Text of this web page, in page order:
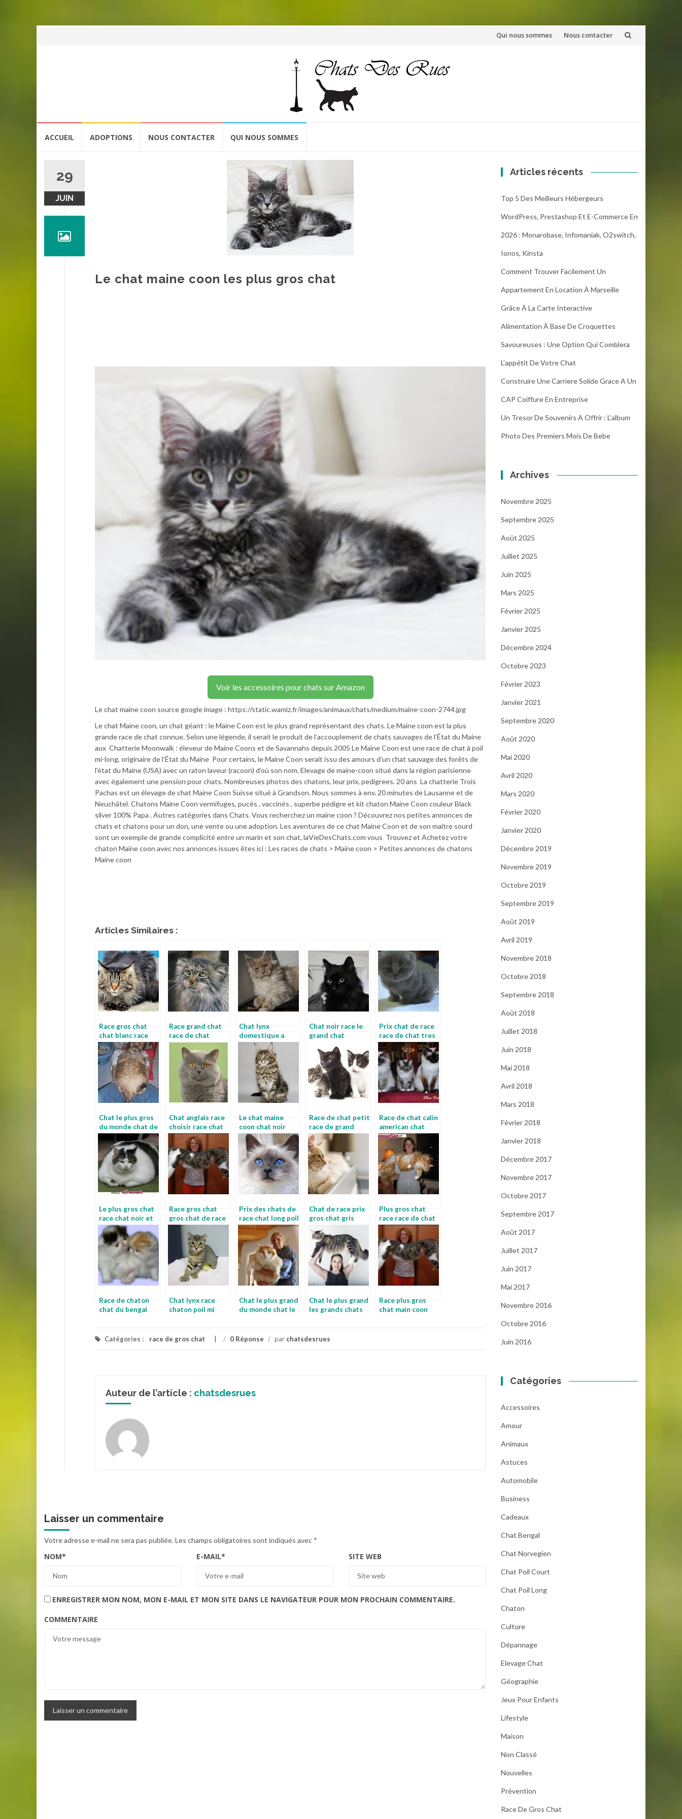
Aller
Qui nous sommes Nous contacter
ACCUEIL ADOPTIONS NOUS CONTACTER QUI NOUS SOMMES
29
JUIN
Le chat maine coon les plus gros chat
Voir les accessoires pour chats sur Amazon
Le chat maine coon source google image : https://static.wamiz.fr/images/animaux/chats/medium/maine-coon-2744.jpg
Le chat Maine coon, un chat géant : le Maine Coon est le plus grand représentant des chats. Le Maine coon est la plus
grande race de chat connue. Selon une légende, il serait le produit de l’accouplement de chats sauvages de l’État du Maine
aux Chatterie Moonwalk : éleveur de Maine Coons et de Savannahs depuis 2005 Le Maine Coon est une race de chat à poil
mi-long, originaire de l’État du Maine Pour certains, le Maine Coon serait issu des amours d’un chat sauvage des forêts de
l’état du Maine (USA) avec un raton laveur (racoon) d’où son nom. Elevage de maine-coon situé dans la région parisienne
avec également une pension pour chats. Nombreuses photos des chatons, leur prix, pedigrees. 20 ans La chatterie Trois
Pachas est un élevage de chat Maine Coon Suisse situé à Grandson. Nous sommes à env. 20 minutes de Lausanne et de
Neuchâtel. Chatons Maine Coon vermifuges, pucés , vaccinés , superbe pédigre et kit chaton Maine Coon couleur Black
silver 100% Papa . Autres catégories dans Chats. Vous recherchez un maine coon ? Découvrez nos petites annonces de
chats et chatons pour un don, une vente ou une adoption. Les aventures de ce chat Maine Coon et de son maître sourd
sont un exemple de grande complicité entre un marin et son chat, laVieDesChats.com vous Trouvez et Achetez votre
chaton Maine coon avec nos annonces issues êtes ici : Les races de chats > Maine coon > Petites annonces de chatons
Maine coon
Articles Similaires :
Race gros chat
chat blanc race
Race grand chat
race de chat
maine coon
Chat lynx
domestique a
vendre chat lynx
Chat noir race le
grand chat
Prix chat de race
race de chat tres
rare
Chat le plus gros
du monde chat de
race poil long
Chat anglais race
choisir race chat
Le chat maine
coon chat noir
quelle race
Race de chat petit
race de grand
chat maine coon
Race de chat calin
american chat
Le plus gros chat
race chat noir et
blanc race
Race gros chat
gros chat de race
Prix des chats de
race chat long poil
Chat de race prix
gros chat gris
Plus gros chat
race race de chat
le plus gros
Race de chaton
chat du bengal
Chat lynx race
chaton poil mi
Chat le plus grand
du monde chat le
Chat le plus grand
les grands chats
Race plus gros
chat main coon
Catégories : race de gros chat / 0 Réponse / par chatsdesrues
Auteur de l’article : chatsdesrues
Laisser un commentaire
Votre adresse e-mail ne sera pas publiée.Les champs obligatoires sont indiqués avec *
NOM* E-MAIL* SITE WEB
ENREGISTRER MON NOM, MON E-MAIL ET MON SITE DANS LE NAVIGATEUR POUR MON PROCHAIN COMMENTAIRE.
COMMENTAIRE
Articles récents
Top 5 Des Meilleurs Hébergeurs
WordPress, Prestashop Et E-Commerce En
2026 : Monarobase, Infomaniak, O2switch,
Ionos, Kinsta
Comment Trouver Facilement Un
Appartement En Location À Marseille
Grâce À La Carte Interactive
Alimentation À Base De Croquettes
Savoureuses : Une Option Qui Comblera
L’appétit De Votre Chat
Construire Une Carriere Solide Grace A Un
CAP Coiffure En Entreprise
Un Tresor De Souvenirs A Offrir : L’album
Photo Des Premiers Mois De Bebe
Archives
Novembre 2025
Septembre 2025
Août 2025
Juillet 2025
Juin 2025
Mars 2025
Février 2025
Janvier 2025
Décembre 2024
Octobre 2023
Février 2023
Janvier 2021
Septembre 2020
Août 2020
Mai 2020
Avril 2020
Mars 2020
Février 2020
Janvier 2020
Décembre 2019
Novembre 2019
Octobre 2019
Septembre 2019
Août 2019
Avril 2019
Novembre 2018
Octobre 2018
Septembre 2018
Août 2018
Juillet 2018
Juin 2018
Mai 2018
Avril 2018
Mars 2018
Février 2018
Janvier 2018
Décembre 2017
Novembre 2017
Octobre 2017
Septembre 2017
Août 2017
Juillet 2017
Juin 2017
Mai 2017
Novembre 2016
Octobre 2016
Juin 2016
Catégories
Accessoires
Amour
Animaux
Astuces
Automobile
Business
Cadeaux
Chat Bengal
Chat Norvegien
Chat Poil Court
Chat Poil Long
Chaton
Culture
Dépannage
Elevage Chat
Géographie
Jeux Pour Enfants
Lifestyle
Maison
Non Classé
Nouvelles
Prévention
Race De Gros Chat